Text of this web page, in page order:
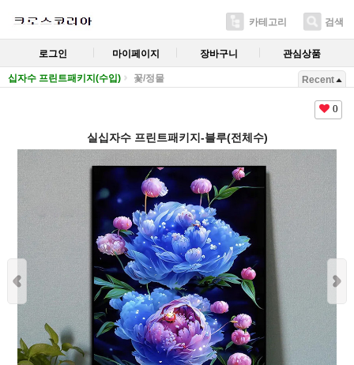
카테고리 검색
로그인 마이페이지 장바구니 관심상품
십자수 프린트패키지(수입) 꽃/정물 Recent
0
실십자수 프린트패키지-블루(전체수)